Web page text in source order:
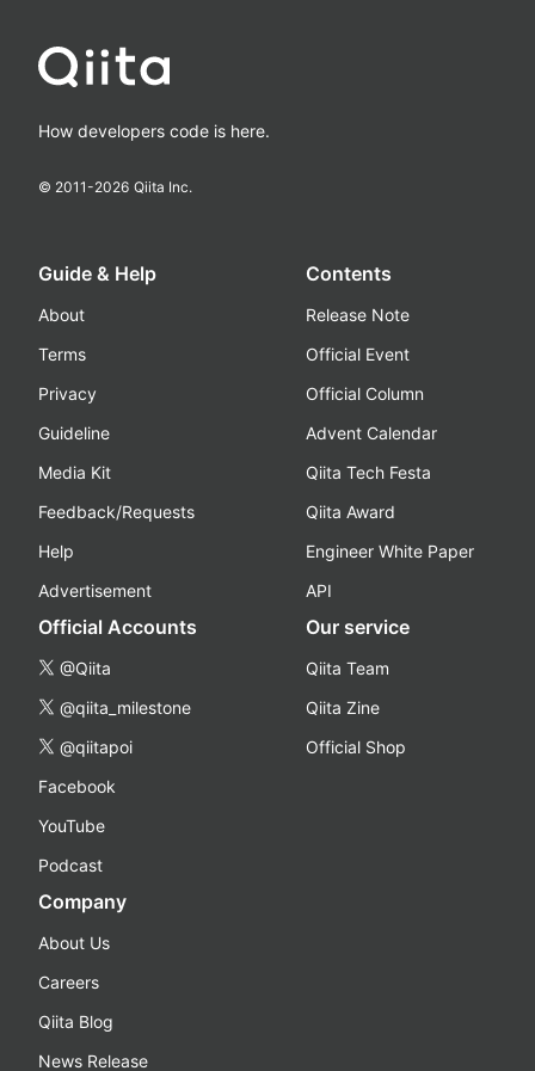
How developers code is here.
© 2011-2026 Qiita Inc.
Guide & Help
About
Terms
Privacy
Guideline
Media Kit
Feedback/Requests
Help
Advertisement
Contents
Release Note
Official Event
Official Column
Advent Calendar
Qiita Tech Festa
Qiita Award
Engineer White Paper
API
Official Accounts
@Qiita
@qiita_milestone
@qiitapoi
Facebook
YouTube
Podcast
Our service
Qiita Team
Qiita Zine
Official Shop
Company
About Us
Careers
Qiita Blog
News Release